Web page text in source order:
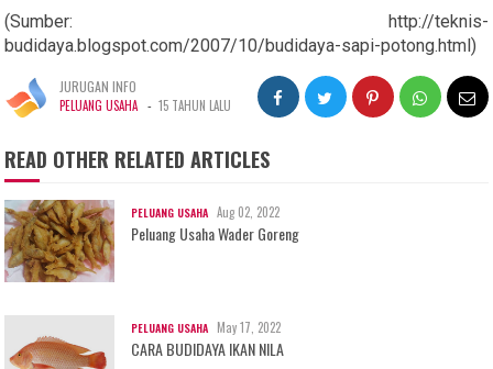
(Sumber: http://teknis-
budidaya.blogspot.com/2007/10/budidaya-sapi-potong.html)
JURUGAN INFO
PELUANG USAHA - 15 TAHUN LALU
READ OTHER RELATED ARTICLES
PELUANG USAHA Aug 02, 2022
Peluang Usaha Wader Goreng
PELUANG USAHA May 17, 2022
CARA BUDIDAYA IKAN NILA